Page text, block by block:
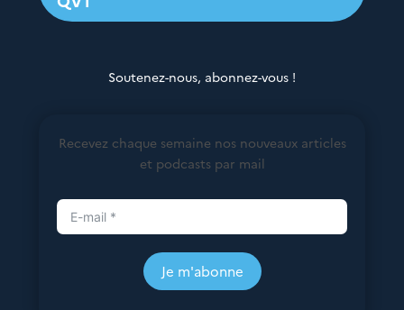
Soutenez-nous, abonnez-vous !
Recevez chaque semaine nos nouveaux articles
et podcasts par mail
Je m'abonne